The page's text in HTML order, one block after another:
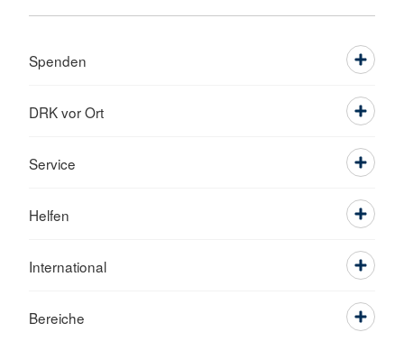
Spenden
DRK vor Ort
Service
Helfen
International
Bereiche